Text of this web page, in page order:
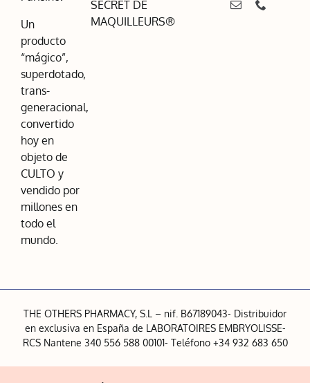
Un
producto
“mágico”,
superdotado,
trans-
generacional,
convertido
hoy en
objeto de
CULTO y
vendido por
millones en
todo el
mundo.
SECRET DE
MAQUILLEURS®
THE OTHERS PHARMACY, S.L – nif. B67189043- Distribuidor
en exclusiva en España de LABORATOIRES EMBRYOLISSE-
RCS Nantene 340 556 588 00101- Teléfono +34 932 683 650